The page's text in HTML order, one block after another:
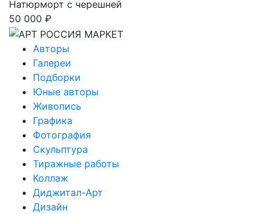
Натюрморт с черешней
50 000 ₽
Авторы
Галереи
Подборки
Юные авторы
Живопись
Графика
Фотография
Скульптура
Тиражные работы
Коллаж
Диджитал-Арт
Дизайн